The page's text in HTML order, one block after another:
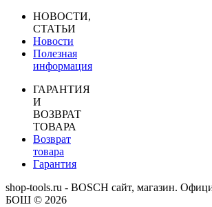
НОВОСТИ,
СТАТЬИ
Новости
Полезная
информация
ГАРАНТИЯ
И
ВОЗВРАТ
ТОВАРА
Возврат
товара
Гарантия
shop-tools.ru - BOSCH сайт, магазин.
БОШ © 2026